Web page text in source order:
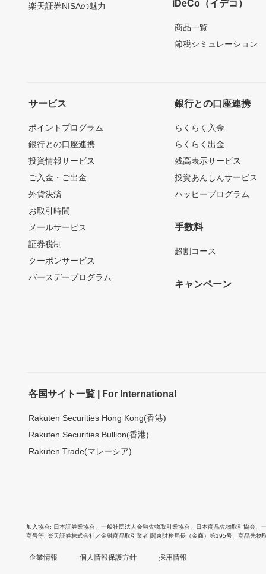
楽天証券NISAの魅力 iDeCo（イデコ）
商品一覧
節税シミュレーション
サービス
ポイントプログラム
銀行との口座連携
投資情報サービス
ご入金・ご出金
外貨決済
お取引時間
メールサービス
証券税制
クーポンサービス
バースデープログラム
銀行との口座連携
らくらく入金
らくらく出金
残高表示サービス
投資あんしんサービス
ハッピープログラム
手数料
超割コース
キャンペーン
各国サイト一覧 | For International
Rakuten Securities Hong Kong(香港)
Rakuten Securities Bullion(香港)
Rakuten Trade(マレーシア)
加入協会 日本証券業協会 一般社団法人金融先物取引業協会 日本商品先物取引協会
商号等 楽天証券株式会社／金融商品取引業者 関東財務局長（金商）第195号、商品先物
企業情報 個人情報保護方針 採用情報